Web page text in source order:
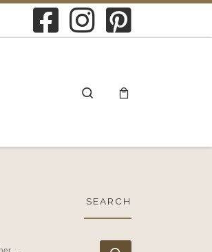
Search
SEARCH
RECHERCHER